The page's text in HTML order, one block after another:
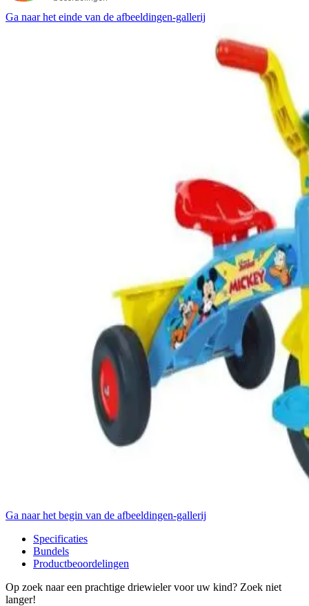
Ga naar het einde van de afbeeldingen-gallerij
Ga naar het begin van de afbeeldingen-gallerij
Specificaties
Bundels
Productbeoordelingen
Op zoek naar een prachtige driewieler voor uw kind? Zoek niet
langer!